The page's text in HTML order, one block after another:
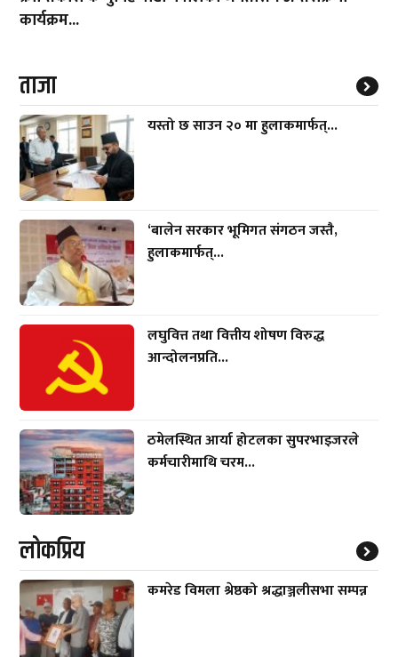
कार्यक्रम...
ताजा
यस्तो छ साउन २० मा हुलाकमार्फत्...
‘बालेन सरकार भूमिगत संगठन जस्तै,
हुलाकमार्फत्...
लघुवित्त तथा वित्तीय शोषण विरुद्ध
आन्दोलनप्रति...
ठमेलस्थित आर्या होटलका सुपरभाइजरले
कर्मचारीमाथि चरम...
लाेकप्रिय
कमरेड विमला श्रेष्ठको श्रद्धाञ्जलीसभा सम्पन्न